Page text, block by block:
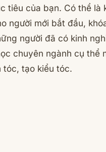
tiêu của bạn. Có thể là
người mới bắt đầu,
người đã có kinh
chuyên ngành cụ thể
tóc, tạo kiểu tóc.